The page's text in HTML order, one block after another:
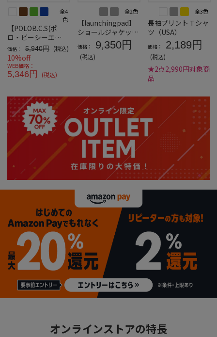
全4
色
【POLOB.C.S(ポ
ロ・ビーシーエ
ス)】ビエラ起毛レ
ジメンタルストライ
プ
価格： 5,940円 (税込)
10%off
WEB価格：
5,346円 (税込)
全2色
【launchingpad】
ショールジャケット
+半袖Tシャツ＊カタ
ログ商品
価格： 9,350円
(税込)
全3色
長袖プリントＴシャ
ツ（USA）
価格： 2,189円
(税込)
★2点2,990円対象商
品
オンラインストアの特長